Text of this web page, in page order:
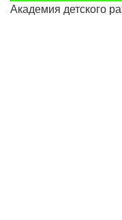
Академия детского